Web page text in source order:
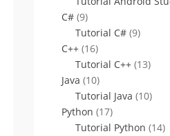
C# (9)
Tutorial C# (9)
C++ (16)
Tutorial C++ (13)
Java (10)
Tutorial Java (10)
Python (17)
Tutorial Python (14)